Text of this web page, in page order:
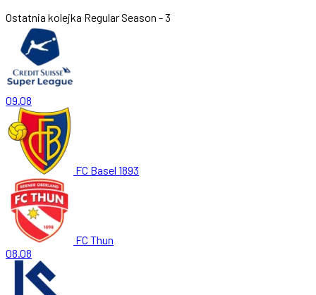
Ostatnia kolejka Regular Season - 3
09.08
FC Basel 1893
FC Thun
08.08